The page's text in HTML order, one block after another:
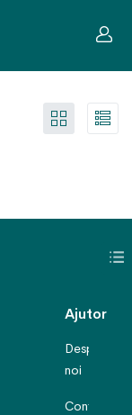
Ajutor
Despre
noi
Contact